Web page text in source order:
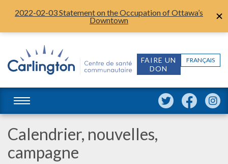
2022-02-03 Statement on the Occupation of Ottawa’s
Downtown
FRANÇAIS
FAIRE UN
DON
Calendrier, nouvelles,
campagne